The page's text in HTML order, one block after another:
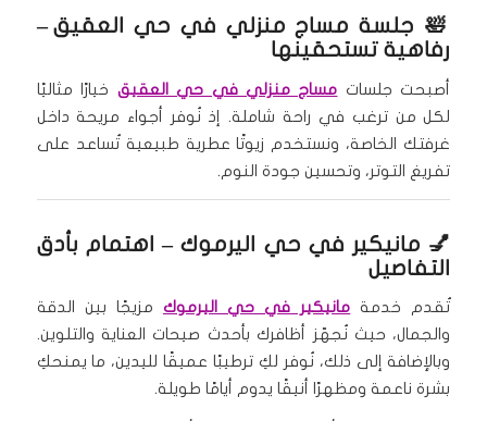
🛀 جلسة مساج منزلي في حي العقيق–
رفاهية تستحقينها
أصبحت جلسات مساج منزلي في حي العقيق خيارًا مثاليًا
لكل من ترغب في راحة شاملة. إذ نُوفر أجواء مريحة داخل
غرفتك الخاصة، ونستخدم زيوتًا عطرية طبيعية تُساعد على
تفريغ التوتر، وتحسين جودة النوم.
💅 مانيكير في حي اليرموك – اهتمام بأدق
التفاصيل
تُقدم خدمة مانيكير في حي اليرموك مزيجًا بين الدقة
والجمال، حيث نُجهّز أظافرك بأحدث صيحات العناية والتلوين.
وبالإضافة إلى ذلك، نُوفر لكِ ترطيبًا عميقًا لليدين، ما يمنحكِ
بشرة ناعمة ومظهرًا أنيقًا يدوم أيامًا طويلة.